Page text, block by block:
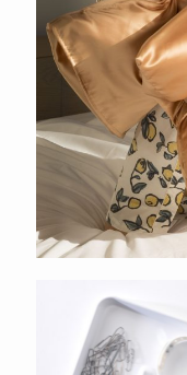
Clipper